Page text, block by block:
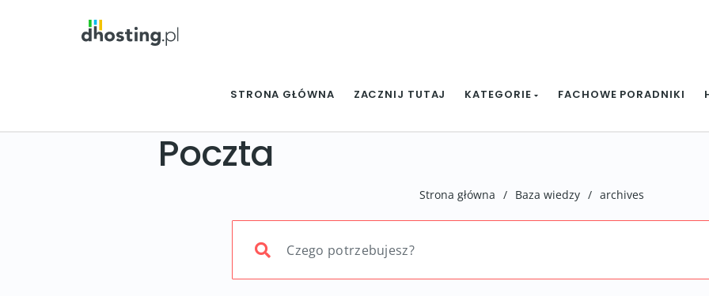
STRONA GŁÓWNA ZACZNIJ TUTAJ KATEGORIE FACHOWE PORADNIKI
Poczta
Strona główna / Baza wiedzy / archives